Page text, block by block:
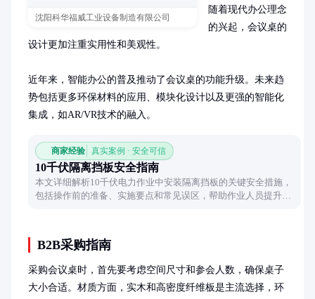
沈阳科华福威工业设备制造有限公司
随着现代办公理念
的兴起，会议桌的
设计更加注重实用性和美观性。
近年来，智能办公的普及推动了会议桌的功能升级。未来趋
势包括更多环保材料的应用、模块化设计以及更强的智能化
集成，如AR/VR技术的融入。
商家经验 真实案例 · 安全可信
10千伏隔离挡板安全指南
本文详细解析10千伏电力作业中安装隔离挡板的关键安全措施，
包括操作前的准备、实施要点和常见误区，帮助作业人员提升安
B2B采购指南
采购会议桌时，首先要考虑空间尺寸和参会人数，确保桌子
大小合适。材质方面，实木和高密度纤维板是主流选择，环